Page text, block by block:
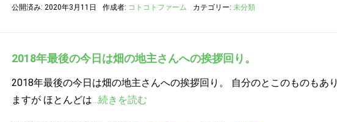
公開済み: 2020年3月11日 作成者: コトコトファーム カテゴリー: 未分類
2018年最後の今日は畑の地主さんへの挨拶回り。
2018年最後の今日は畑の地主さんへの挨拶回り。 自分のとこのものもあり
ますが ほとんどは…続きを読む